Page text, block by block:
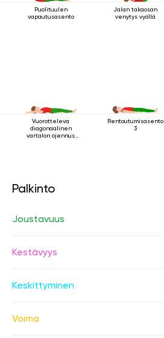
Puolituulen
vapautusasento
Jalan takaosan
venytys vyöllä
Vuorotteleva
diagonaalinen
vartalon ojennus
Rentoutumisasento
3
Palkinto
Joustavuus
Kestävyys
Keskittyminen
Voima